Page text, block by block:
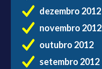
dezembro 2012
novembro 2012
outubro 2012
setembro 2012